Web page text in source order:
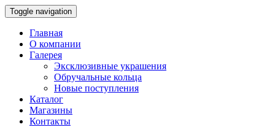
Toggle navigation
Главная
О компании
Галерея
Эксклюзивные украшения
Обручальные кольца
Новые поступления
Каталог
Магазины
Контакты